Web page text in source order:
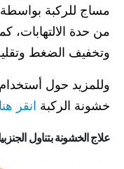
مساج للركبة بواسطة
من حدة الالتهابات،
وتخفيف الضغط
وللمزيد حول
خشونة الركبة انقر هنا
علاج الخشونة بتناول